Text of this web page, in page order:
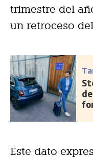
trimestre del
un retroceso del
Este dato